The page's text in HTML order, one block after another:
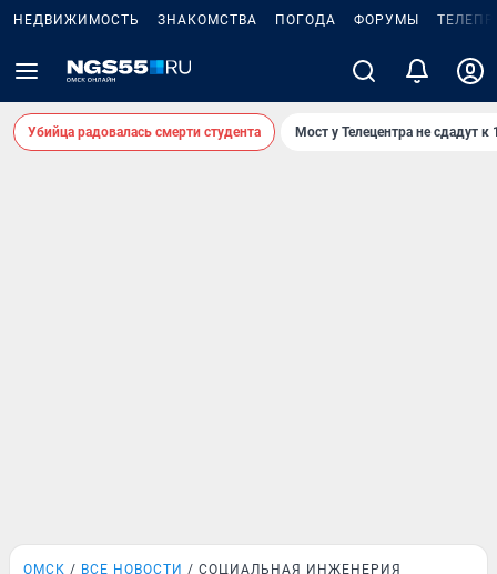
НЕДВИЖИМОСТЬ ЗНАКОМСТВА ПОГОДА ФОРУМЫ
Убийца радовалась смерти студента Мост у Телецентра не сдадут к
ОМСК ВСЕ НОВОСТИ СОЦИАЛЬНАЯ ИНЖЕНЕРИЯ